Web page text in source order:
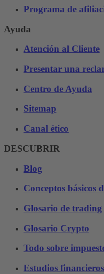
Programa de
Ayuda
Atención al Cliente
Presentar una
Centro de Ayuda
Sitemap
Canal ético
DESCUBRIR
Blog
Conceptos básicos
Glosario de trading
Glosario Crypto
Todo sobre
Estudios financieros